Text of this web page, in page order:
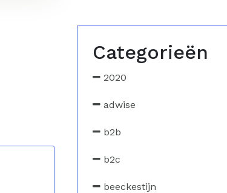
Categorieën
2020
adwise
b2b
b2c
beeckestijn